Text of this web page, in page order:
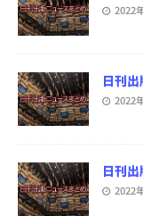
2022
日刊
2022
日刊
2022